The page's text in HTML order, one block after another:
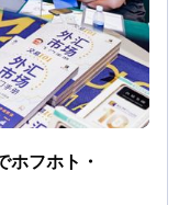
フホト・